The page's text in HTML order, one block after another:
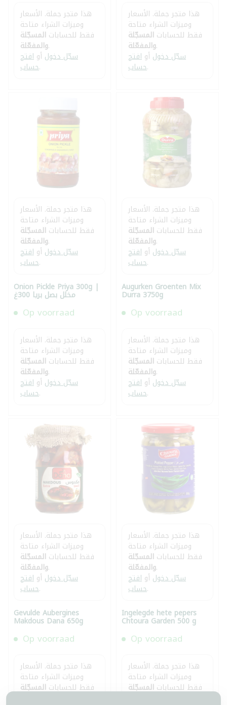
هذا متجر جملة. الأسعار
وميزات الشراء متاحة
فقط للحسابات المسجّلة
والمفعّلة.
سجّل دخول أو افتح
حساب.
هذا متجر جملة. الأسعار
وميزات الشراء متاحة
فقط للحسابات المسجّلة
والمفعّلة.
سجّل دخول أو افتح
حساب.
هذا متجر جملة. الأسعار
وميزات الشراء متاحة
فقط للحسابات المسجّلة
والمفعّلة.
سجّل دخول أو افتح
حساب.
Onion Pickle Priya 300g |
مخلل بصل بريا 300غ
Op voorraad
هذا متجر جملة. الأسعار
وميزات الشراء متاحة
فقط للحسابات المسجّلة
والمفعّلة.
سجّل دخول أو افتح
حساب.
هذا متجر جملة. الأسعار
وميزات الشراء متاحة
فقط للحسابات المسجّلة
والمفعّلة.
سجّل دخول أو افتح
حساب.
Augurken Groenten Mix
Durra 3750g
Op voorraad
هذا متجر جملة. الأسعار
وميزات الشراء متاحة
فقط للحسابات المسجّلة
والمفعّلة.
سجّل دخول أو افتح
حساب.
هذا متجر جملة. الأسعار
وميزات الشراء متاحة
فقط للحسابات المسجّلة
والمفعّلة.
سجّل دخول أو افتح
حساب.
Gevulde Aubergines
Makdous Dana 650g
Op voorraad
هذا متجر جملة. الأسعار
وميزات الشراء متاحة
فقط للحسابات المسجّلة
هذا متجر جملة. الأسعار
وميزات الشراء متاحة
فقط للحسابات المسجّلة
والمفعّلة.
سجّل دخول أو افتح
حساب.
Ingelegde hete pepers
Chtoura Garden 500 g
Op voorraad
هذا متجر جملة. الأسعار
وميزات الشراء متاحة
فقط للحسابات المسجّلة